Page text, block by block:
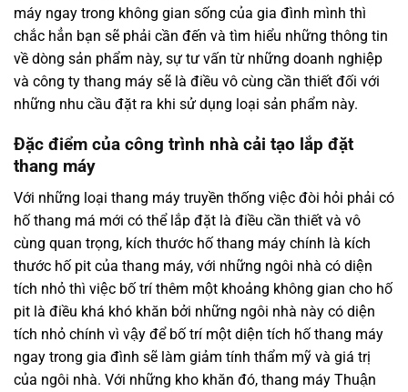
máy ngay trong không gian sống của gia đình mình thì
chắc hẳn bạn sẽ phải cần đến và tìm hiểu những thông tin
về dòng sản phẩm này, sự tư vấn từ những doanh nghiệp
và công ty thang máy sẽ là điều vô cùng cần thiết đối với
những nhu cầu đặt ra khi sử dụng loại sản phẩm này.
Đặc điểm của công trình nhà cải tạo lắp đặt
thang máy
Với những loại thang máy truyền thống việc đòi hỏi phải có
hố thang má mới có thể lắp đặt là điều cần thiết và vô
cùng quan trọng, kích thước hố thang máy chính là kích
thước hố pit của thang máy, với những ngôi nhà có diện
tích nhỏ thì việc bố trí thêm một khoảng không gian cho hố
pit là điều khá khó khăn bởi những ngôi nhà này có diện
tích nhỏ chính vì vậy để bố trí một diện tích hố thang máy
ngay trong gia đình sẽ làm giảm tính thẩm mỹ và giá trị
của ngôi nhà. Với những kho khăn đó, thang máy Thuận